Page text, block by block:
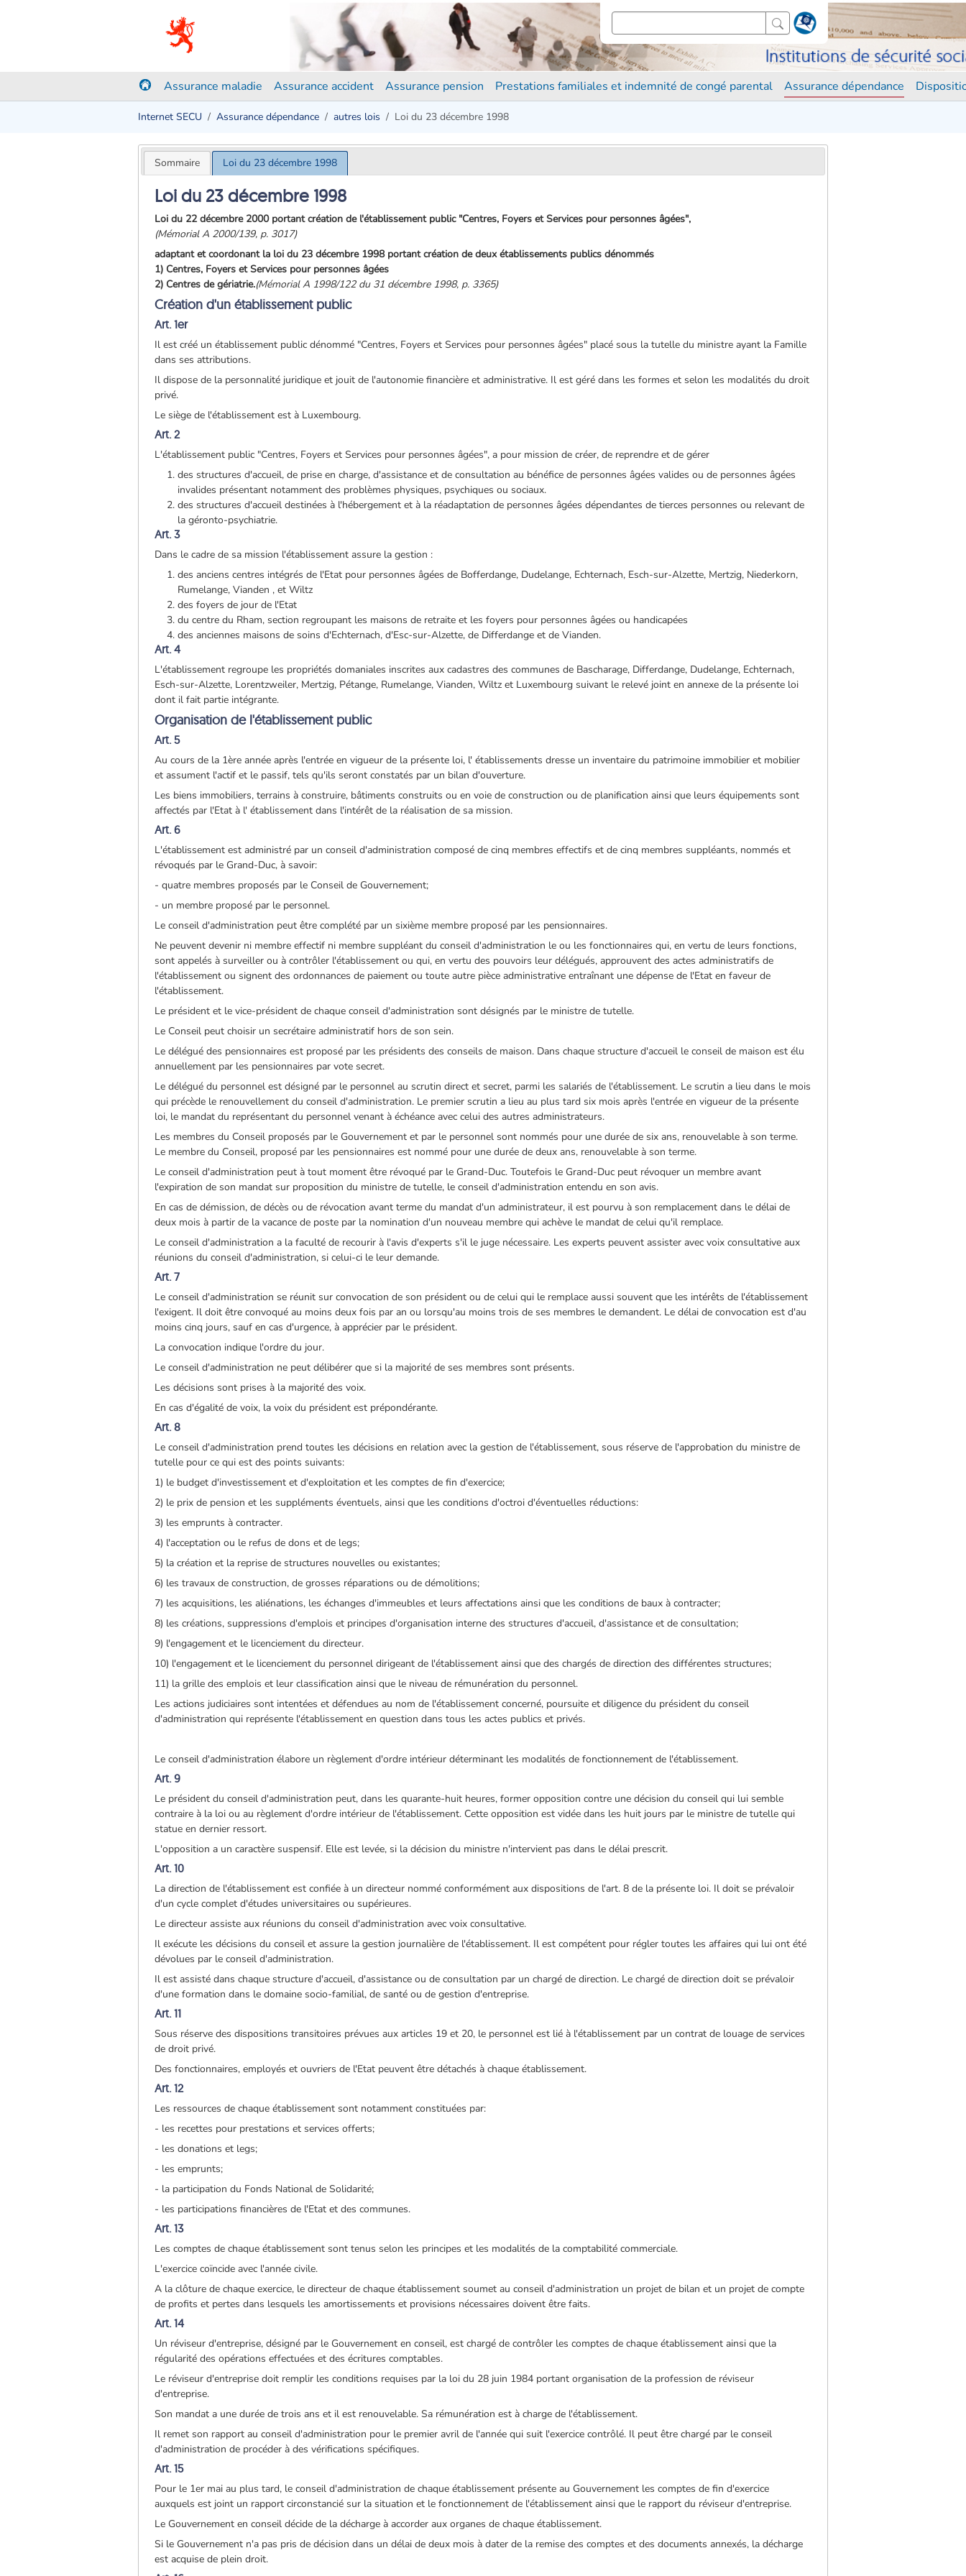
Assurance maladie Assurance accident Assurance pension Prestations familiales et indemnité de congé parental Assurance dépendance
Internet SECU Assurance dépendance autres lois Loi du 23 décembre 1998
Sommaire Loi du 23 décembre 1998
Loi du 23 décembre 1998
Loi du 22 décembre 2000 portant création de l'établissement public "Centres, Foyers et Services pour personnes âgées",
(Mémorial A 2000/139, p. 3017)
adaptant et coordonant la loi du 23 décembre 1998 portant création de deux établissements publics dénommés
1) Centres, Foyers et Services pour personnes âgées
2) Centres de gériatrie.(Mémorial A 1998/122 du 31 décembre 1998, p. 3365)
Création d'un établissement public
Art. 1er
Il est créé un établissement public dénommé "Centres, Foyers et Services pour personnes âgées" placé sous la tutelle du ministre ayant la Famille
dans ses attributions.
Il dispose de la personnalité juridique et jouit de l'autonomie financière et administrative. Il est géré dans les formes et selon les modalités du droit
privé.
Le siège de l'établissement est à Luxembourg.
Art. 2
L'établissement public "Centres, Foyers et Services pour personnes âgées", a pour mission de créer, de reprendre et de gérer
des structures d'accueil, de prise en charge, d'assistance et de consultation au bénéfice de personnes âgées valides ou de personnes âgées
invalides présentant notamment des problèmes physiques, psychiques ou sociaux.
des structures d'accueil destinées à l'hébergement et à la réadaptation de personnes âgées dépendantes de tierces personnes ou relevant de
la géronto-psychiatrie.
Art. 3
Dans le cadre de sa mission l'établissement assure la gestion :
des anciens centres intégrés de l'Etat pour personnes âgées de Bofferdange, Dudelange, Echternach, Esch-sur-Alzette, Mertzig, Niederkorn,
Rumelange, Vianden , et Wiltz
des foyers de jour de l'Etat
du centre du Rham, section regroupant les maisons de retraite et les foyers pour personnes âgées ou handicapées
des anciennes maisons de soins d'Echternach, d'Esc-sur-Alzette, de Differdange et de Vianden.
Art. 4
L'établissement regroupe les propriétés domaniales inscrites aux cadastres des communes de Bascharage, Differdange, Dudelange, Echternach,
Esch-sur-Alzette, Lorentzweiler, Mertzig, Pétange, Rumelange, Vianden, Wiltz et Luxembourg suivant le relevé joint en annexe de la présente loi
dont il fait partie intégrante.
Organisation de l'établissement public
Art. 5
Au cours de la 1ère année après l'entrée en vigueur de la présente loi, l' établissements dresse un inventaire du patrimoine immobilier et mobilier
et assument l'actif et le passif, tels qu'ils seront constatés par un bilan d'ouverture.
Les biens immobiliers, terrains à construire, bâtiments construits ou en voie de construction ou de planification ainsi que leurs équipements sont
affectés par l'Etat à l' établissement dans l'intérêt de la réalisation de sa mission.
Art. 6
L'établissement est administré par un conseil d'administration composé de cinq membres effectifs et de cinq membres suppléants, nommés et
révoqués par le Grand-Duc, à savoir:
- quatre membres proposés par le Conseil de Gouvernement;
- un membre proposé par le personnel.
Le conseil d'administration peut être complété par un sixième membre proposé par les pensionnaires.
Ne peuvent devenir ni membre effectif ni membre suppléant du conseil d'administration le ou les fonctionnaires qui, en vertu de leurs fonctions,
sont appelés à surveiller ou à contrôler l'établissement ou qui, en vertu des pouvoirs leur délégués, approuvent des actes administratifs de
l'établissement ou signent des ordonnances de paiement ou toute autre pièce administrative entraînant une dépense de l'Etat en faveur de
l'établissement.
Le président et le vice-président de chaque conseil d'administration sont désignés par le ministre de tutelle.
Le Conseil peut choisir un secrétaire administratif hors de son sein.
Le délégué des pensionnaires est proposé par les présidents des conseils de maison. Dans chaque structure d'accueil le conseil de maison est élu
annuellement par les pensionnaires par vote secret.
Le délégué du personnel est désigné par le personnel au scrutin direct et secret, parmi les salariés de l'établissement. Le scrutin a lieu dans le mois
qui précède le renouvellement du conseil d'administration. Le premier scrutin a lieu au plus tard six mois après l'entrée en vigueur de la présente
loi, le mandat du représentant du personnel venant à échéance avec celui des autres administrateurs.
Les membres du Conseil proposés par le Gouvernement et par le personnel sont nommés pour une durée de six ans, renouvelable à son terme.
Le membre du Conseil, proposé par les pensionnaires est nommé pour une durée de deux ans, renouvelable à son terme.
Le conseil d'administration peut à tout moment être révoqué par le Grand-Duc. Toutefois le Grand-Duc peut révoquer un membre avant
l'expiration de son mandat sur proposition du ministre de tutelle, le conseil d'administration entendu en son avis.
En cas de démission, de décès ou de révocation avant terme du mandat d'un administrateur, il est pourvu à son remplacement dans le délai de
deux mois à partir de la vacance de poste par la nomination d'un nouveau membre qui achève le mandat de celui qu'il remplace.
Le conseil d'administration a la faculté de recourir à l'avis d'experts s'il le juge nécessaire. Les experts peuvent assister avec voix consultative aux
réunions du conseil d'administration, si celui-ci le leur demande.
Art. 7
Le conseil d'administration se réunit sur convocation de son président ou de celui qui le remplace aussi souvent que les intérêts de l'établissement
l'exigent. Il doit être convoqué au moins deux fois par an ou lorsqu'au moins trois de ses membres le demandent. Le délai de convocation est d'au
moins cinq jours, sauf en cas d'urgence, à apprécier par le président.
La convocation indique l'ordre du jour.
Le conseil d'administration ne peut délibérer que si la majorité de ses membres sont présents.
Les décisions sont prises à la majorité des voix.
En cas d'égalité de voix, la voix du président est prépondérante.
Art. 8
Le conseil d'administration prend toutes les décisions en relation avec la gestion de l'établissement, sous réserve de l'approbation du ministre de
tutelle pour ce qui est des points suivants:
1) le budget d'investissement et d'exploitation et les comptes de fin d'exercice;
2) le prix de pension et les suppléments éventuels, ainsi que les conditions d'octroi d'éventuelles réductions:
3) les emprunts à contracter.
4) l'acceptation ou le refus de dons et de legs;
5) la création et la reprise de structures nouvelles ou existantes;
6) les travaux de construction, de grosses réparations ou de démolitions;
7) les acquisitions, les aliénations, les échanges d'immeubles et leurs affectations ainsi que les conditions de baux à contracter;
8) les créations, suppressions d'emplois et principes d'organisation interne des structures d'accueil, d'assistance et de consultation;
9) l'engagement et le licenciement du directeur.
10) l'engagement et le licenciement du personnel dirigeant de l'établissement ainsi que des chargés de direction des différentes structures;
11) la grille des emplois et leur classification ainsi que le niveau de rémunération du personnel.
Les actions judiciaires sont intentées et défendues au nom de l'établissement concerné, poursuite et diligence du président du conseil
d'administration qui représente l'établissement en question dans tous les actes publics et privés.
Le conseil d'administration élabore un règlement d'ordre intérieur déterminant les modalités de fonctionnement de l'établissement.
Art. 9
Le président du conseil d'administration peut, dans les quarante-huit heures, former opposition contre une décision du conseil qui lui semble
contraire à la loi ou au règlement d'ordre intérieur de l'établissement. Cette opposition est vidée dans les huit jours par le ministre de tutelle qui
statue en dernier ressort.
L'opposition a un caractère suspensif. Elle est levée, si la décision du ministre n'intervient pas dans le délai prescrit.
Art. 10
La direction de l'établissement est confiée à un directeur nommé conformément aux dispositions de l'art. 8 de la présente loi. Il doit se prévaloir
d'un cycle complet d'études universitaires ou supérieures.
Le directeur assiste aux réunions du conseil d'administration avec voix consultative.
Il exécute les décisions du conseil et assure la gestion journalière de l'établissement. Il est compétent pour régler toutes les affaires qui lui ont été
dévolues par le conseil d'administration.
Il est assisté dans chaque structure d'accueil, d'assistance ou de consultation par un chargé de direction. Le chargé de direction doit se prévaloir
d'une formation dans le domaine socio-familial, de santé ou de gestion d'entreprise.
Art. 11
Sous réserve des dispositions transitoires prévues aux articles 19 et 20, le personnel est lié à l'établissement par un contrat de louage de services
de droit privé.
Des fonctionnaires, employés et ouvriers de l'Etat peuvent être détachés à chaque établissement.
Art. 12
Les ressources de chaque établissement sont notamment constituées par:
- les recettes pour prestations et services offerts;
- les donations et legs;
- les emprunts;
- la participation du Fonds National de Solidarité;
- les participations financières de l'Etat et des communes.
Art. 13
Les comptes de chaque établissement sont tenus selon les principes et les modalités de la comptabilité commerciale.
L'exercice coïncide avec l'année civile.
A la clôture de chaque exercice, le directeur de chaque établissement soumet au conseil d'administration un projet de bilan et un projet de compte
de profits et pertes dans lesquels les amortissements et provisions nécessaires doivent être faits.
Art. 14
Un réviseur d'entreprise, désigné par le Gouvernement en conseil, est chargé de contrôler les comptes de chaque établissement ainsi que la
régularité des opérations effectuées et des écritures comptables.
Le réviseur d'entreprise doit remplir les conditions requises par la loi du 28 juin 1984 portant organisation de la profession de réviseur
d'entreprise.
Son mandat a une durée de trois ans et il est renouvelable. Sa rémunération est à charge de l'établissement.
Il remet son rapport au conseil d'administration pour le premier avril de l'année qui suit l'exercice contrôlé. Il peut être chargé par le conseil
d'administration de procéder à des vérifications spécifiques.
Art. 15
Pour le 1er mai au plus tard, le conseil d'administration de chaque établissement présente au Gouvernement les comptes de fin d'exercice
auxquels est joint un rapport circonstancié sur la situation et le fonctionnement de l'établissement ainsi que le rapport du réviseur d'entreprise.
Le Gouvernement en conseil décide de la décharge à accorder aux organes de chaque établissement.
Si le Gouvernement n'a pas pris de décision dans un délai de deux mois à dater de la remise des comptes et des documents annexés, la décharge
est acquise de plein droit.